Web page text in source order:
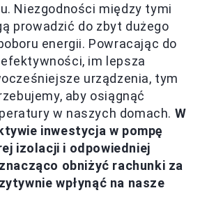
Niezgodności między tymi
prowadzić do zbyt dużego
energii. Powracając do
im lepsza
urządzenia, tym
aby osiągnąć
w naszych domach. W
inwestycja w pompę
izolacji i odpowiedniej
obniżyć rachunki za
wpłynąć na nasze